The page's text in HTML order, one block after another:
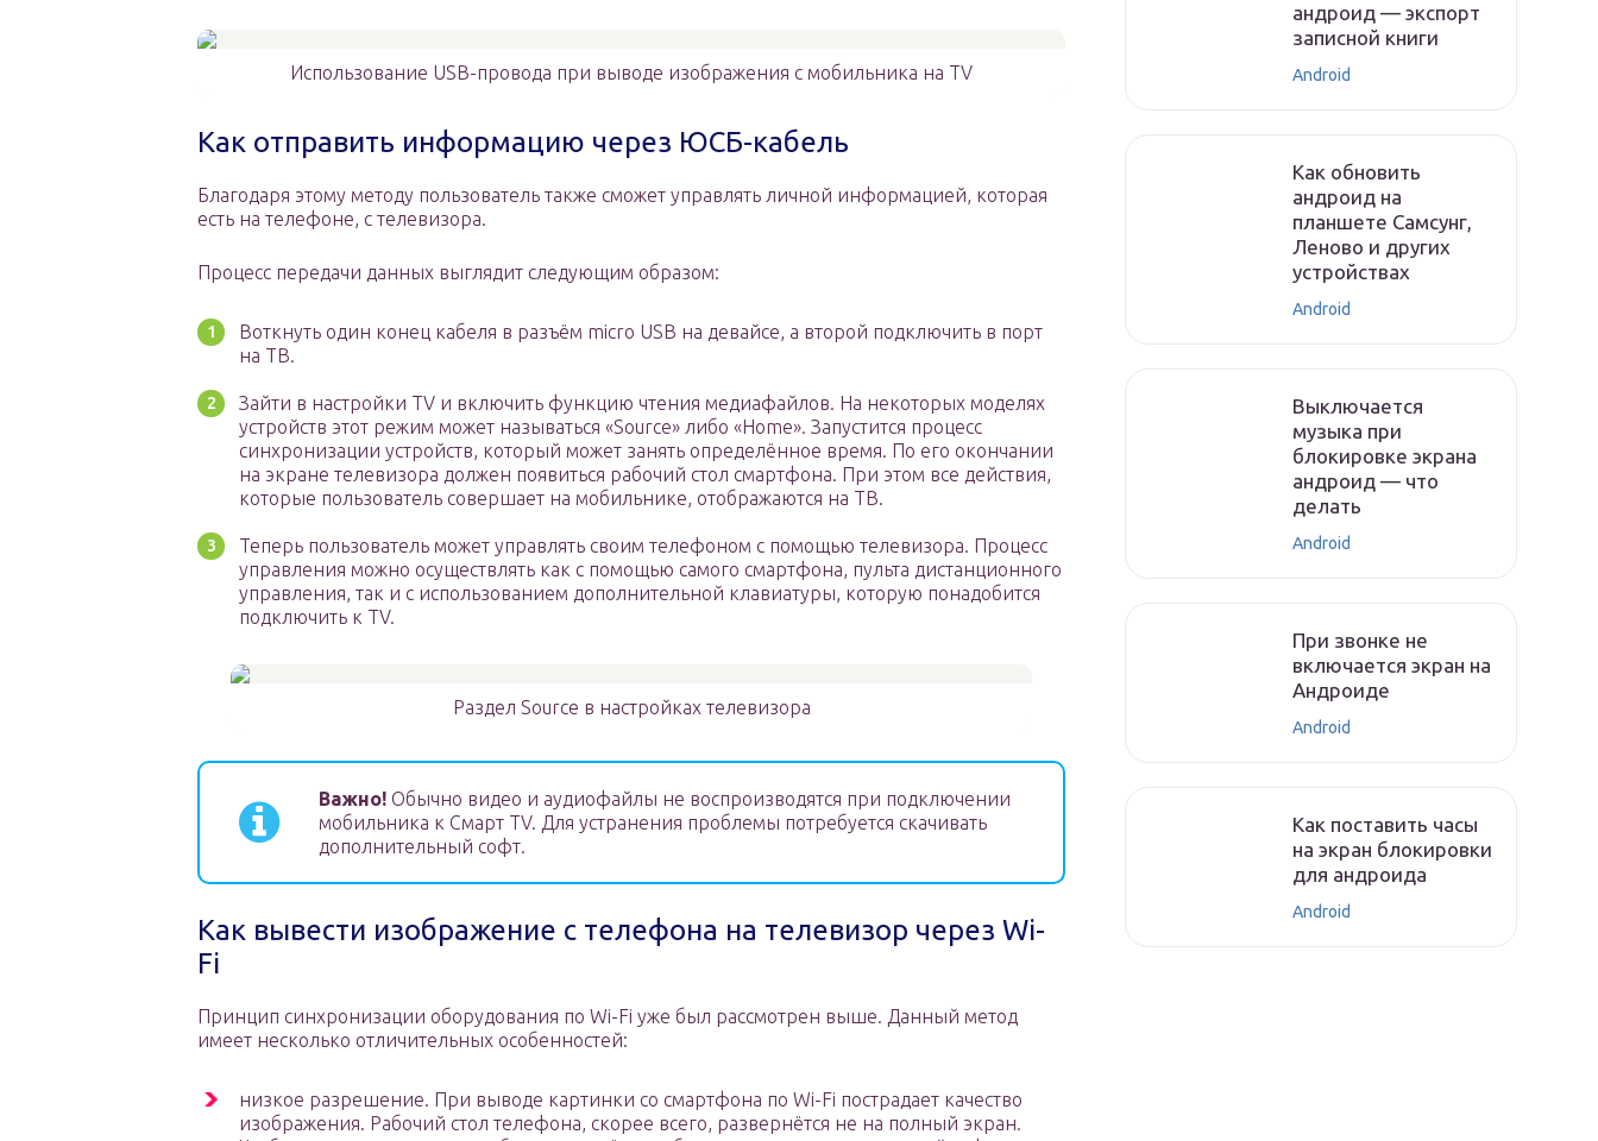
Использование USB-провода при выводе изображения с мобильника на TV
Как отправить информацию через ЮСБ-кабель
Благодаря этому методу пользователь также сможет управлять личной информацией, которая
есть на телефоне, с телевизора.
Процесс передачи данных выглядит следующим образом:
Воткнуть один конец кабеля в разъём micro USB на девайсе, а второй подключить в порт
на ТВ.
Зайти в настройки TV и включить функцию чтения медиафайлов. На некоторых моделях
устройств этот режим может называться «Source» либо «Home». Запустится процесс
синхронизации устройств, который может занять определённое время. По его окончании
на экране телевизора должен появиться рабочий стол смартфона. При этом все действия,
которые пользователь совершает на мобильнике, отображаются на ТВ.
Теперь пользователь может управлять своим телефоном с помощью телевизора. Процесс
управления можно осуществлять как с помощью самого смартфона, пульта дистанционного
управления, так и с использованием дополнительной клавиатуры, которую понадобится
подключить к TV.
Раздел Source в настройках телевизора
Важно! Обычно видео и аудиофайлы не воспроизводятся при подключении
мобильника к Смарт TV. Для устранения проблемы потребуется скачивать
дополнительный софт.
Как вывести изображение с телефона на телевизор через Wi-
Fi
Принцип синхронизации оборудования по Wi-Fi уже был рассмотрен выше. Данный метод
имеет несколько отличительных особенностей:
низкое разрешение. При выводе картинки со смартфона по Wi-Fi пострадает качество
изображения. Рабочий стол телефона, скорее всего, развернётся не на полный экран.
андроид — экспорт
записной книги
Android
Как обновить
андроид на
планшете Самсунг,
Леново и других
устройствах
Android
Выключается
музыка при
блокировке экрана
андроид — что
делать
Android
При звонке не
включается экран на
Андроиде
Android
Как поставить часы
на экран блокировки
для андроида
Android